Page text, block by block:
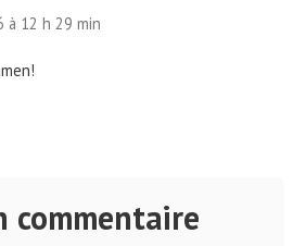
à 12 h 29 min
commentaire